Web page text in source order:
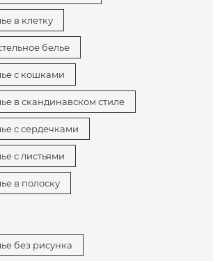
в клетку
белье
с кошками
в скандинавском стиле
с сердечками
с листьями
в полоску
без рисунка